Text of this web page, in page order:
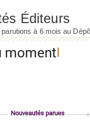
moment
Nouveautés parues